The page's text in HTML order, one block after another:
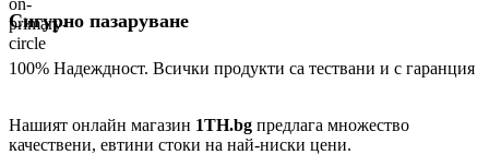
Сигурно пазаруване
100% Надеждност. Всички продукти са тествани и с гаранция
Нашият онлайн магазин 1TH.bg предлага множество
качествени, евтини стоки на най-ниски цени.